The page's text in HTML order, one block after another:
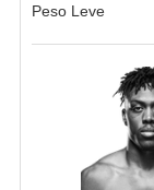
Peso Leve